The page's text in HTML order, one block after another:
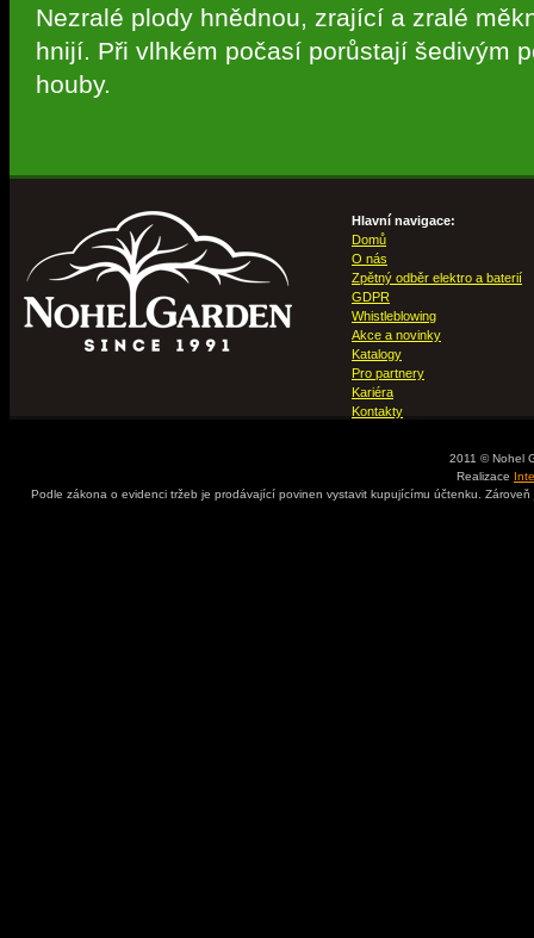
Nezralé plody hnědnou, zrající a zralé
hnijí. Při vlhkém počasí porůstají šedivým
houby.
Hlavní navigace:
Domů
O nás
Zpětný odběr elektro a baterií
GDPR
Whistleblowing
Akce a novinky
Katalogy
Pro partnery
Kariéra
Kontakty
2011 © Nohel
Realizace
Podle zákona o evidenci tržeb je prodávající povinen vystavit kupujícímu účtenku.